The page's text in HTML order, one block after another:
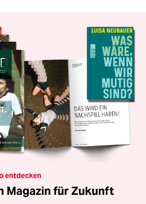
entdecken
Magazin für Zukunft